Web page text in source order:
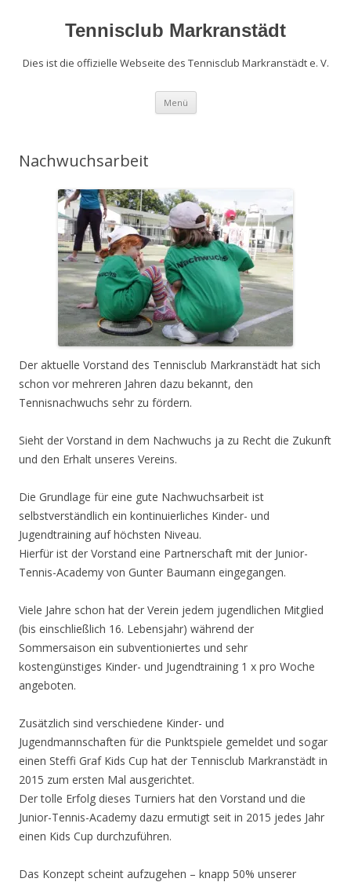
Tennisclub Markranstädt
Dies ist die offizielle Webseite des Tennisclub Markranstädt e. V.
Menü
Nachwuchsarbeit
Der aktuelle Vorstand des Tennisclub Markranstädt hat sich
schon vor mehreren Jahren dazu bekannt, den
Tennisnachwuchs sehr zu fördern.
Sieht der Vorstand in dem Nachwuchs ja zu Recht die Zukunft
und den Erhalt unseres Vereins.
Die Grundlage für eine gute Nachwuchsarbeit ist
selbstverständlich ein kontinuierliches Kinder- und
Jugendtraining auf höchsten Niveau.
Hierfür ist der Vorstand eine Partnerschaft mit der Junior-
Tennis-Academy von Gunter Baumann eingegangen.
Viele Jahre schon hat der Verein jedem jugendlichen Mitglied
(bis einschließlich 16. Lebensjahr) während der
Sommersaison ein subventioniertes und sehr
kostengünstiges Kinder- und Jugendtraining 1 x pro Woche
angeboten.
Zusätzlich sind verschiedene Kinder- und
Jugendmannschaften für die Punktspiele gemeldet und sogar
einen Steffi Graf Kids Cup hat der Tennisclub Markranstädt in
2015 zum ersten Mal ausgerichtet.
Der tolle Erfolg dieses Turniers hat den Vorstand und die
Junior-Tennis-Academy dazu ermutigt seit in 2015 jedes Jahr
einen Kids Cup durchzuführen.
Das Konzept scheint aufzugehen – knapp 50% unserer